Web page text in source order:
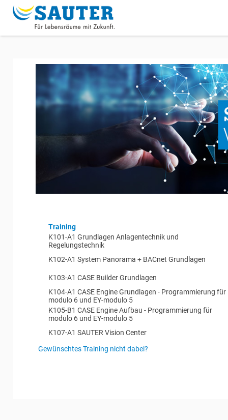
Trainingsprogramme
Training
K101-A1 Grundlagen Anlagentechnik und
Regelungstechnik
K102-A1 System Panorama + BACnet Grundlagen
K103-A1 CASE Builder Grundlagen
K104-A1 CASE Engine Grundlagen - Programmierung für
modulo 6 und EY-modulo 5
K105-B1 CASE Engine Aufbau - Programmierung für
modulo 6 und EY-modulo 5
K107-A1 SAUTER Vision Center
Gewünschtes Training nicht dabei?